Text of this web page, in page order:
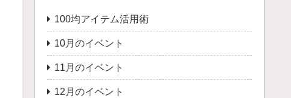
100均アイテム活用術
10月のイベント
11月のイベント
12月のイベント